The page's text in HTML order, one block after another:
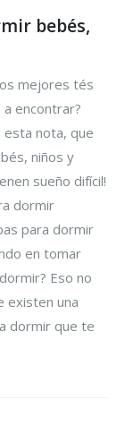
bebés,
mejores tés
encontrar?
nota, que
niños y
sueño difícil!
dormir
para dormir
en tomar
Eso no
existen una
dormir que te